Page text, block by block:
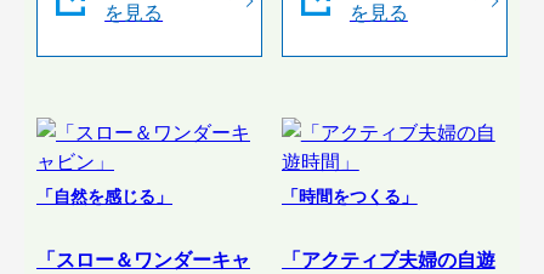
を見る
を見る
「自然を感じる」
「スロー＆ワンダーキャ
「時間をつくる」
「アクティブ夫婦の自遊